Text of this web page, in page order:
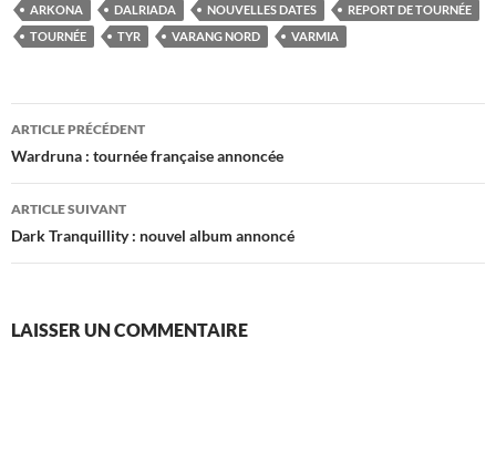
ARKONA DALRIADA NOUVELLES DATES
REPORT DE TOURNÉE
TOURNÉE
TYR VARANG NORD VARMIA
Navigation
des
articles
ARTICLE PRÉCÉDENT
Wardruna : tournée française annoncée
ARTICLE SUIVANT
Dark Tranquillity : nouvel album annoncé
LAISSER UN COMMENTAIRE